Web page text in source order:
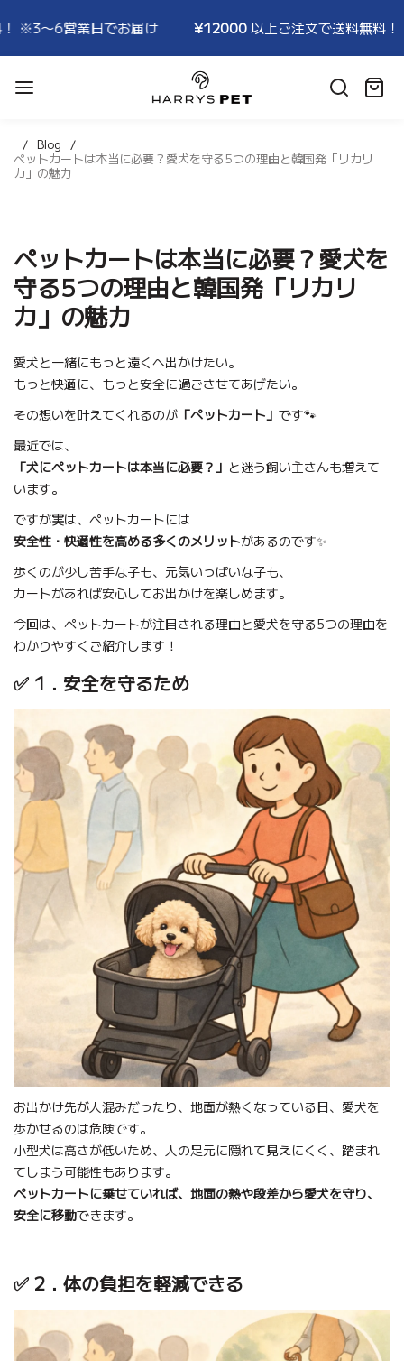
6営業日でお届け ¥12000以上ご注文で送料無料！ ※3〜
HARRYSPET
カ
Blog
ペットカートは本当に必要？愛犬を守る5つの理由と韓国発「リカリ
カ」の魅力
ペットカートは本当に必要？愛犬を
守る5つの理由と韓国発「リカリ
カ」の魅力
愛犬と一緒にもっと遠くへ出かけたい。
もっと快適に、もっと安全に過ごさせてあげたい。
その想いを叶えてくれるのが 「ペットカート」 です🐾
最近では、
「犬にペットカートは本当に必要？」 と迷う飼い主さんも増えて
います。
ですが実は、ペットカートには
安全性・快適性を高める多くのメリットがあるのです✨
歩くのが少し苦手な子も、元気いっぱいな子も、
カートがあれば安心してお出かけを楽しめます。
今回は、ペットカートが注目される理由と愛犬を守る5つの理由を
わかりやすくご紹介します！
✅ 1．安全を守るため
お出かけ先が人混みだったり、地面が熱くなっている日、愛犬を
歩かせるのは危険です。
小型犬は高さが低いため、人の足元に隠れて見えにくく、踏まれ
てしまう可能性もあります。
ペットカートに乗せていれば、地面の熱や段差から愛犬を守り、
安全に移動できます。
✅ 2．体の負担を軽減できる